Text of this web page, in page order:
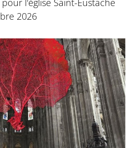
l'église Saint-Eustache
2026